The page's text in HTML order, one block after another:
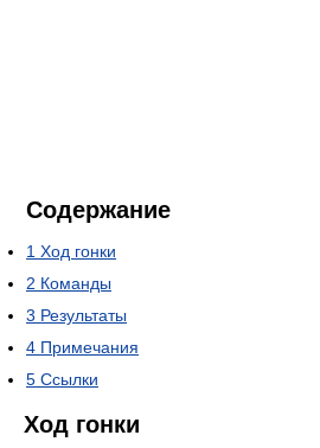
Содержание
1 Ход гонки
2 Команды
3 Результаты
4 Примечания
5 Ссылки
Ход гонки